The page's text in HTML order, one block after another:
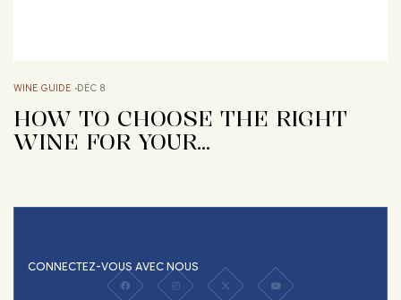
WINE GUIDE DÉC 8
HOW TO CHOOSE THE RIGHT
WINE FOR YOUR…
CONNECTEZ-VOUS AVEC NOUS